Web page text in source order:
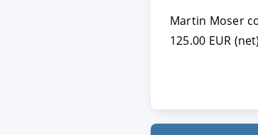
Martin Moser
125.00 EUR
Mentions légales